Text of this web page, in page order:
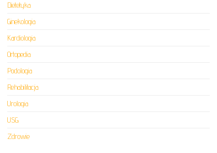
Dietetyka
Ginekologia
Kardiologia
Ortopedia
Podologia
Rehabilitacja
Urologia
USG
Zdrowie